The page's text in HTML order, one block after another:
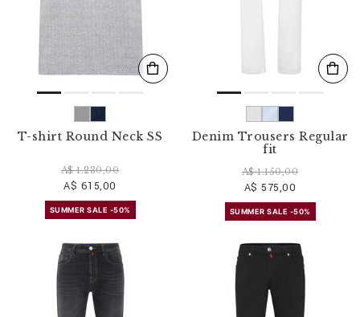
T-shirt Round Neck SS
A$ 1.230,00
A$ 615,00
SUMMER SALE -50%
Denim Trousers Regular
fit
A$ 1.150,00
A$ 575,00
SUMMER SALE -50%